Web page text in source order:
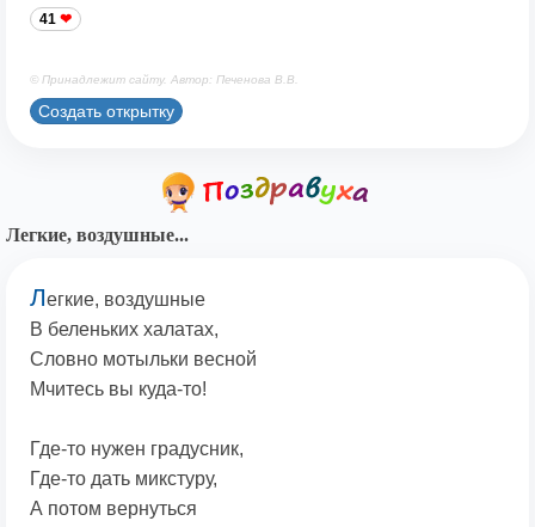
41
© Принадлежит сайту. Автор: Печенова В.В.
Создать открытку
Легкие, воздушные...
Легкие, воздушные
В беленьких халатах,
Словно мотыльки весной
Мчитесь вы куда-то!
Где-то нужен градусник,
Где-то дать микстуру,
А потом вернуться